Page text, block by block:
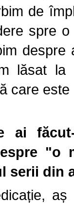
de
spre
lăsat
care
ai
"o
serii din